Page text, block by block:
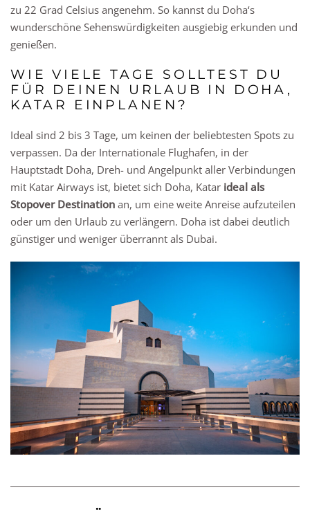
zu 22 Grad Celsius angenehm. So kannst du Doha‘s
wunderschöne Sehenswürdigkeiten ausgiebig erkunden und
genießen.
WIE VIELE TAGE SOLLTEST DU
FÜR DEINEN URLAUB IN DOHA,
KATAR EINPLANEN?
Ideal sind 2 bis 3 Tage, um keinen der beliebtesten Spots zu
verpassen. Da der Internationale Flughafen, in der
Hauptstadt Doha, Dreh- und Angelpunkt aller Verbindungen
mit Katar Airways ist, bietet sich Doha, Katar ideal als
Stopover Destination an, um eine weite Anreise aufzuteilen
oder um den Urlaub zu verlängern. Doha ist dabei deutlich
günstiger und weniger überrannt als Dubai.